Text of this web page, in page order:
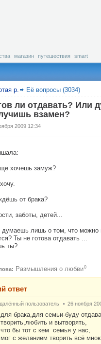
магазин путешествия smart
р. Её вопросы (3034)
ли отдавать? Или
взамен?
2009 12:34
хочешь замуж?
от брака?
заботы, детей...
думаешь лишь о том, что можно
Ты не готова отдавать ...
ты?
Размышления о любви0
ответ
пользователь 26 ноября
для брака,для семьи-буду
творить,любить и вытворять,
что бы тот с кем семья у нас,
мог с желанием творить всё